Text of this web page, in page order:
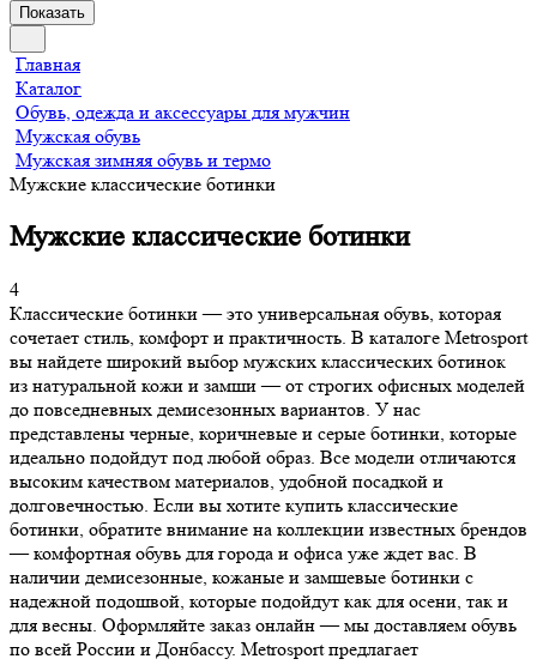
Показать
Главная
Каталог
Обувь, одежда и аксессуары для мужчин
Мужская обувь
Мужская зимняя обувь и термо
Мужские классические ботинки
Мужские классические ботинки
4
Классические ботинки — это универсальная обувь, которая
сочетает стиль, комфорт и практичность. В каталоге Metrosport
вы найдете широкий выбор мужских классических ботинок
из натуральной кожи и замши — от строгих офисных моделей
до повседневных демисезонных вариантов. У нас
представлены черные, коричневые и серые ботинки, которые
идеально подойдут под любой образ. Все модели отличаются
высоким качеством материалов, удобной посадкой и
долговечностью. Если вы хотите купить классические
ботинки, обратите внимание на коллекции известных брендов
— комфортная обувь для города и офиса уже ждет вас. В
наличии демисезонные, кожаные и замшевые ботинки с
надежной подошвой, которые подойдут как для осени, так и
для весны. Оформляйте заказ онлайн — мы доставляем обувь
по всей России и Донбассу. Metrosport предлагает